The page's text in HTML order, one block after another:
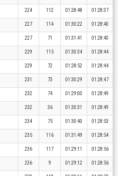
224 112 01:28:48 01:28:37
227 114 01:30:22 01:28:40
227 71 01:31:41 01:28:40
229 115 01:30:34 01:28:44
229 72 01:28:52 01:28:44
231 73 01:30:29 01:28:47
232 74 01:29:00 01:28:49
232 36 01:30:31 01:28:49
234 75 01:30:40 01:28:53
235 116 01:31:49 01:28:54
236 117 01:29:11 01:28:56
236 9 01:29:12 01:28:56